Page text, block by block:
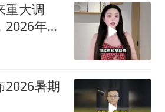
重大调
2026年9
2026暑期